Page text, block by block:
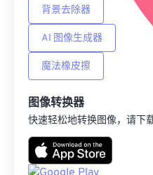
背景去除器
AI 图像生成器
魔法橡皮擦
图像转换器
快速轻松地转换图像，请下